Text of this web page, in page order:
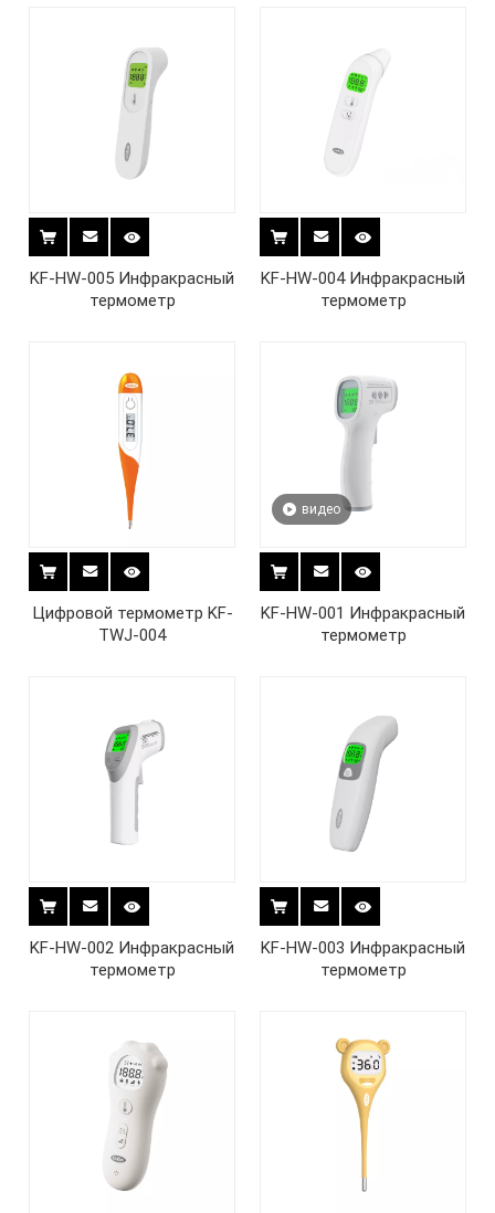
KF-HW-005 Инфракрасный
термометр
KF-HW-004 Инфракрасный
термометр
Цифровой термометр KF-
TWJ-004
видео
KF-HW-001 Инфракрасный
термометр
KF-HW-002 Инфракрасный
термометр
KF-HW-003 Инфракрасный
термометр